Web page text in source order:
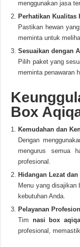
menggunakan jasa
Perhatikan Kualitas
Pastikan hewan
meminta untuk
Sesuaikan dengan
Pilih paket yang
meminta penawaran
Box
Kemudahan dan
Dengan
mengurus semua
profesional.
Hidangan Lezat
Menu yang disajikan
kebutuhan Anda.
Pelayanan
Tim nasi box
profesional,